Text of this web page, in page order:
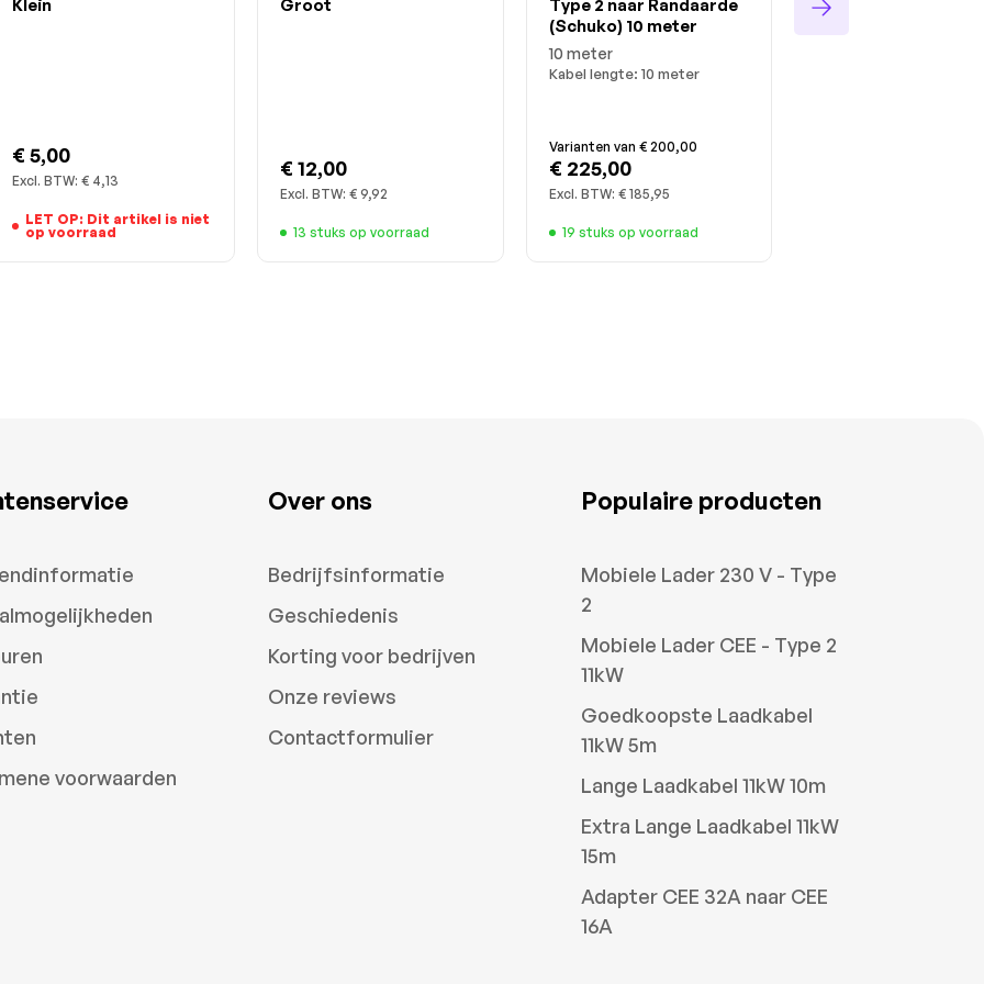
Klein
€ 5,00
Excl. BTW: € 4,13
LET OP: Dit artikel is niet
op voorraad
Groot
€ 12,00
Excl. BTW: € 9,92
13 stuks op voorraad
Type 2 naar Randaarde
(Schuko) 10 meter
10 meter
Kabel lengte: 10 meter
Varianten van € 200,00
€ 225,00
Excl. BTW: € 185,95
19 stuks op voorraad
naar Randaarde
voorwaarden
Over ons
Bedrijfsinformatie
Geschiedenis
Korting voor bedrijven
Onze reviews
Contactformulier
Populaire producten
Mobiele Lader 230 V - Type
2
Mobiele Lader CEE - Type 2
11kW
Goedkoopste Laadkabel
11kW 5m
Lange Laadkabel 11kW 10m
Extra Lange Laadkabel 11kW
15m
Adapter CEE 32A naar CEE
16A